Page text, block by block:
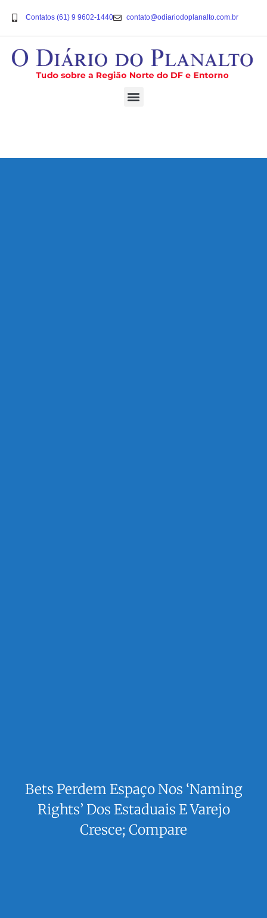
Contatos (61) 9 9602-1440 contato@odiariodoplanalto.com.br
Bets Perdem Espaço Nos ‘naming
Rights’ Dos Estaduais E Varejo
Cresce; Compare